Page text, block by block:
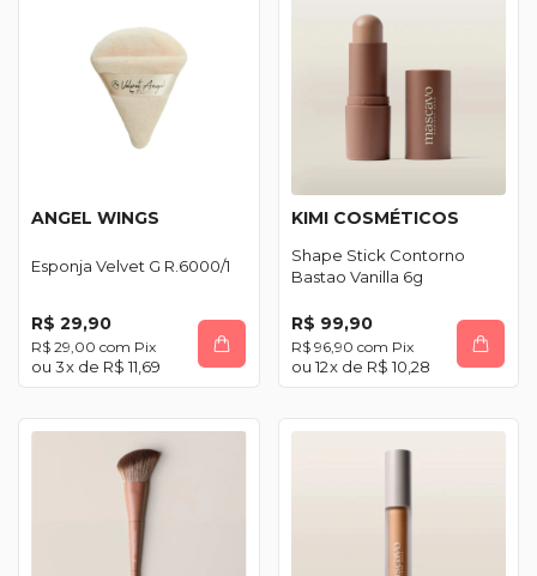
ANGEL WINGS
Esponja Velvet G R.6000/1
R$ 29,90
R$ 29,00 com Pix
3x de R$ 11,69
KIMI COSMÉTICOS
Shape Stick Contorno
Bastao Vanilla 6g
R$ 99,90
R$ 96,90 com Pix
12x de R$ 10,28